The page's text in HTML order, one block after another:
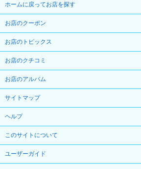
ホームに戻ってお店を探す
お店のクーポン
お店のトピックス
お店のクチコミ
お店のアルバム
サイトマップ
ヘルプ
このサイトについて
ユーザーガイド